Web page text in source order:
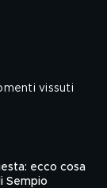
vissuti
ecco cosa
Sempio